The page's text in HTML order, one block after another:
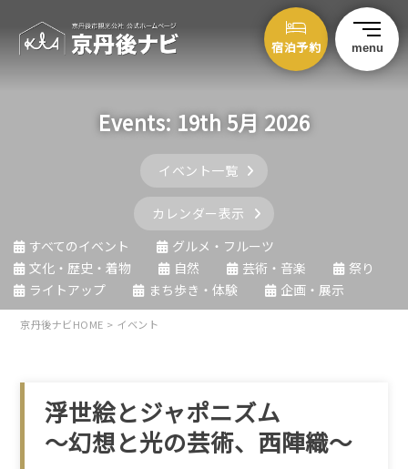
宿泊予約 menu
Events: 19th 5月 2026
イベント一覧
カレンダー表示
すべてのイベント
グルメ・フルーツ
文化・歴史・着物
自然 芸術・音楽
祭り
ライトアップ
まち歩き・体験 企画・展示
京丹後ナビHOME > イベント
浮世絵とジャポニズム
～幻想と光の芸術、西陣織～